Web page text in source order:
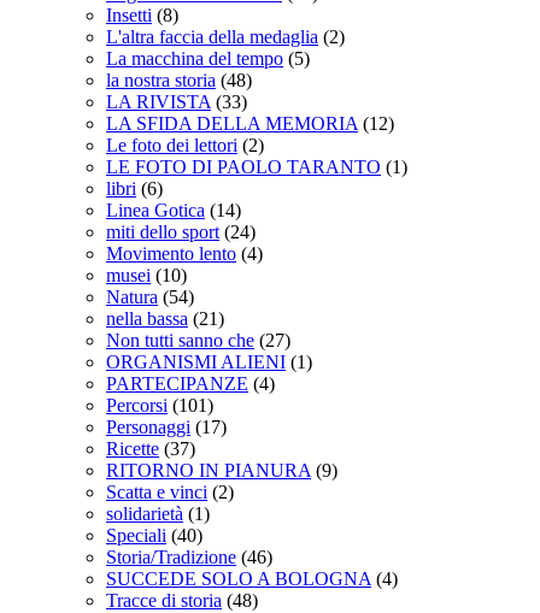
Insetti (8)
L'altra faccia della medaglia (2)
La macchina del tempo (5)
la nostra storia (48)
LA RIVISTA (33)
LA SFIDA DELLA MEMORIA (12)
Le foto dei lettori (2)
LE FOTO DI PAOLO TARANTO (1)
libri (6)
Linea Gotica (14)
miti dello sport (24)
Movimento lento (4)
musei (10)
Natura (54)
nella bassa (21)
Non tutti sanno che (27)
ORGANISMI ALIENI (1)
PARTECIPANZE (4)
Percorsi (101)
Personaggi (17)
Ricette (37)
RITORNO IN PIANURA (9)
Scatta e vinci (2)
solidarietà (1)
Speciali (40)
Storia/Tradizione (46)
SUCCEDE SOLO A BOLOGNA (4)
Tracce di storia (48)